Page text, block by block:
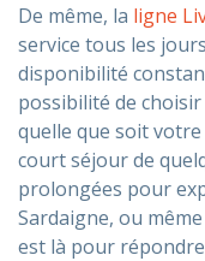
De même, la ligne
service tous les
disponibilité
possibilité de
quelle que soit
court séjour de
prolongées pour
Sardaigne, ou
est là pour